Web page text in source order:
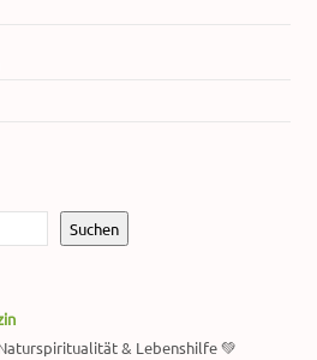
Suchen
& Lebenshilfe 💚